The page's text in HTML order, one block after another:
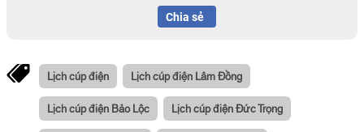
Chia sẻ
Lịch cúp điện Lịch cúp điện Lâm Đồng
Lịch cúp điện Bảo Lộc Lịch cúp điện Đức Trọng